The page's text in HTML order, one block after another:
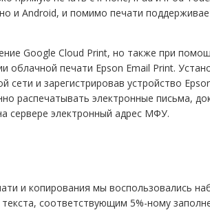
и Android, и помимо печати
Google Cloud Print, но также при
облачной печати Epson Email Print.
и зарегистрировав устройство
распечатывать электронные письма,
сервере электронный адрес МФУ.
и копирования мы воспользовались
соответствующим 5%-ному